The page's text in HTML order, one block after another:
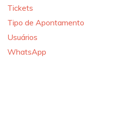
Tickets
Tipo de Apontamento
Usuários
WhatsApp